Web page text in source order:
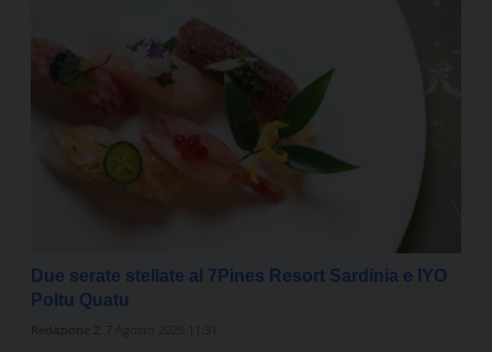
Due serate stellate al 7Pines Resort Sardinia e IYO
Poltu Quatu